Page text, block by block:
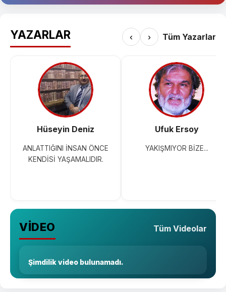
YAZARLAR ‹ › Tüm Yazarlar
Hüseyin Deniz
ANLATTIĞINI İNSAN ÖNCE
KENDİSİ YAŞAMALIDIR.
Ufuk Ersoy
YAKIŞMIYOR BİZE...
VİDEO Tüm Videolar
Şimdilik video bulunamadı.